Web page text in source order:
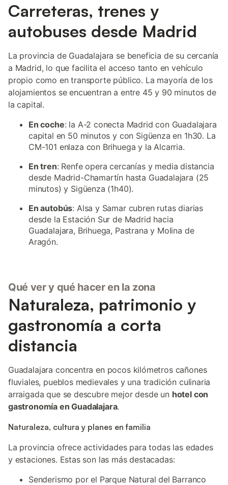
Carreteras, trenes y
autobuses desde Madrid
La provincia de Guadalajara se beneficia de su cercanía
a Madrid, lo que facilita el acceso tanto en vehículo
propio como en transporte público. La mayoría de los
alojamientos se encuentran a entre 45 y 90 minutos de
la capital.
En coche: la A-2 conecta Madrid con Guadalajara
capital en 50 minutos y con Sigüenza en 1h30. La
CM-101 enlaza con Brihuega y la Alcarria.
En tren: Renfe opera cercanías y media distancia
desde Madrid-Chamartín hasta Guadalajara (25
minutos) y Sigüenza (1h40).
En autobús: Alsa y Samar cubren rutas diarias
desde la Estación Sur de Madrid hacia
Guadalajara, Brihuega, Pastrana y Molina de
Aragón.
Qué ver y qué hacer en la zona
Naturaleza, patrimonio y
gastronomía a corta
distancia
Guadalajara concentra en pocos kilómetros cañones
fluviales, pueblos medievales y una tradición culinaria
arraigada que se descubre mejor desde un hotel con
gastronomía en Guadalajara.
Naturaleza, cultura y planes en familia
La provincia ofrece actividades para todas las edades
y estaciones. Estas son las más destacadas:
Senderismo por el Parque Natural del Barranco